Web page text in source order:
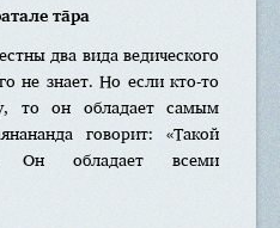
та̄ра
два вида ведического
не знает. Но если кто-то
то он обладает самым
говорит: «Такой
Он обладает всеми